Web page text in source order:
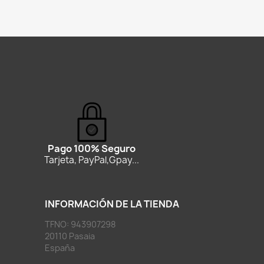
Pago 100% Seguro
Tarjeta, PayPal,Gpay...
INFORMACIÓN DE LA TIENDA
TFNO: 943907298
20110 Pasaia
España